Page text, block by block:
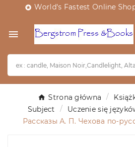
 World's Fastest Online

Strona główna
Subject
Uczenie się
Рассказы А. П. Чехова по-